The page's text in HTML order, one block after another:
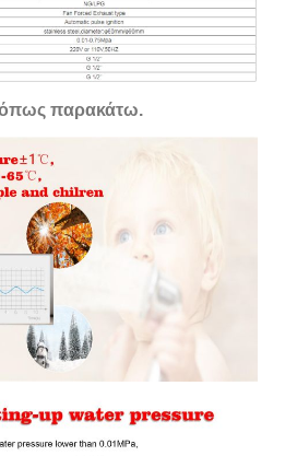
όπως παρακάτω.